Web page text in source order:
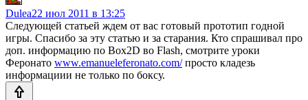
Dulea22 июл 2011 в 13:25
Следующей статьей ждем от вас готовый прототип годной
игры. Спасибо за эту статью и за старания. Кто спрашивал про
доп. информацию по Box2D во Flash, смотрите уроки
Феронато www.emanueleferonato.com/просто кладезь
информациии не только по боксу.